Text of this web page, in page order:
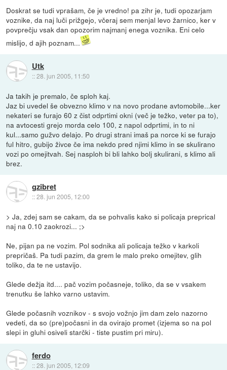
Doskrat se tudi vprašam, če je vredno! pa zihr je, tudi opozarjam
voznike, da naj luči prižgejo, včeraj sem menjal levo žarnico, ker v
povprečju vsak dan opozorim najmanj enega voznika. Eni celo
mislijo, d ajih poznam...
Utk
::28. jun 2005, 11:50
Ja takih je premalo, če sploh kaj.
Jaz bi uvedel še obvezno klimo v na novo prodane avtomobile...ker
nekateri se furajo 60 z čist odprtimi okni (več je težko, veter pa to),
na avtocesti grejo morda celo 100, z napol odprtimi, in to ni
kul...samo gužvo delajo. Po drugi strani imaš pa norce ki se furajo
ful hitro, gubijo živce če ima nekdo pred njimi klimo in se skulirano
vozi po omejitvah. Sej nasploh bi bli lahko bolj skulirani, s klimo ali
brez.
gzibret
::28. jun 2005, 12:00
> Ja, zdej sam se cakam, da se pohvalis kako si policaja preprical
naj na 0.10 zaokrozi... ;>
Ne, pijan pa ne vozim. Pol sodnika ali policaja težko v karkoli
prepričaš. Pa tudi pazim, da grem le malo preko omejitev, glih
toliko, da te ne ustavijo.
Glede dežja itd.... pač vozim počasneje, toliko, da se v vsakem
trenutku še lahko varno ustavim.
Glede počasnih voznikov - s svojo vožnjo jim dam zelo nazorno
vedeti, da so (pre)počasni in da ovirajo promet (izjema so na pol
slepi in gluhi osiveli starčki - tiste pustim pri miru).
ferdo
::28. jun 2005, 12:09